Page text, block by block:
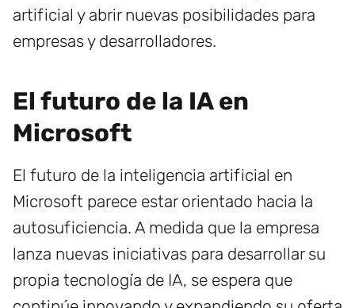
artificial y abrir nuevas posibilidades para
empresas y desarrolladores.
El futuro de la IA en
Microsoft
El futuro de la inteligencia artificial en
Microsoft parece estar orientado hacia la
autosuficiencia. A medida que la empresa
lanza nuevas iniciativas para desarrollar su
propia tecnología de IA, se espera que